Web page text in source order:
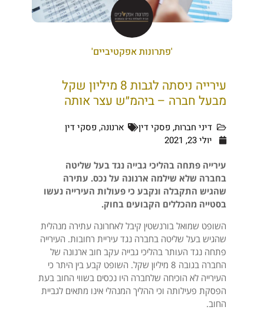
'פתרונות אפקטיביים'
עירייה ניסתה לגבות 8 מיליון שקל
מבעל חברה – ביהמ״ש עצר אותה
דיני חברות, פסקי דין ארנונה, פסקי דין
יולי 23, 2021
עירייה פתחה בהליכי גבייה נגד בעל שליטה
בחברה שלא שילמה ארנונה על נכס. עתירה
שהגיש התקבלה ונקבע כי פעולות העירייה נעשו
בסטייה מהכללים הקבועים בחוק.
השופט שמואל בורנשטין קיבל לאחרונה עתירה מנהלית
שהגיש בעל שליטה בחברה נגד עיריית רחובות. העירייה
פתחה נגד העותר בהליכי גבייה עקב חוב ארנונה של
החברה בגובה 8 מיליון שקל. השופט קבע בין היתר כי
העירייה לא הוכיחה שלחברה היו נכסים בשווי החוב בעת
הפסקת פעילותה וכי ההליך המנהלי אינו מתאים לגביית
החוב.